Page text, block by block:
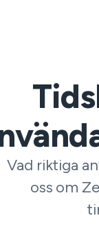
Vad riktiga
oss om